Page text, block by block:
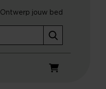
Winkelwagen
Ontwerp jouw bed